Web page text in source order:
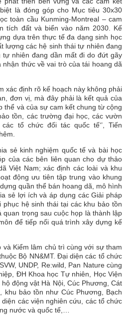
là đóng góp cho Mục tiêu 30x30
toàn cầu Kunming-Montreal – cam
tích đất và biển vào năm 2030. Kế
dựa trên thực tế đa dạng sinh học
lượng các hệ sinh thái tự nhiên đang
tự nhiên đang dần mất đi do đứt gãy
thức về vai trò của tái hoang dã
xác định rõ kế hoạch này không phải
đơn vị, mà đây phải là kết quả của
thể và của sự cam kết chung từ cộng
tồn, các trường đại học, các vườn
tổ chức đối tác quốc tế‘’, Tiến
sẻ kinh nghiệm quốc tế và bài học
của các bên liên quan cho dự thảo
Việt Nam; xác định các loài và khu
động ưu tiên tập trung vào khung
quần thể bán hoang dã, mô hình
sẻ lợi ích và áp dụng các Giải pháp
hệ sinh thái tại các khu bảo tồn
trọng sau cuộc họp là thành lập
để tiếp nối quá trình xây dựng kế
và Kiểm lâm chủ trì cùng với sự tham
Bộ NN&MT. Đại diện các tổ chức
UNDP, Re:wild, Pan Nature cùng
ĐH Khoa học Tự nhiên, Học Viện
động vật Hà Nội, Cúc Phương, Cát
khu bảo tồn như Cúc Phương, Bạch
các viện nghiên cứu, các tổ chức
nước và quốc tế,…